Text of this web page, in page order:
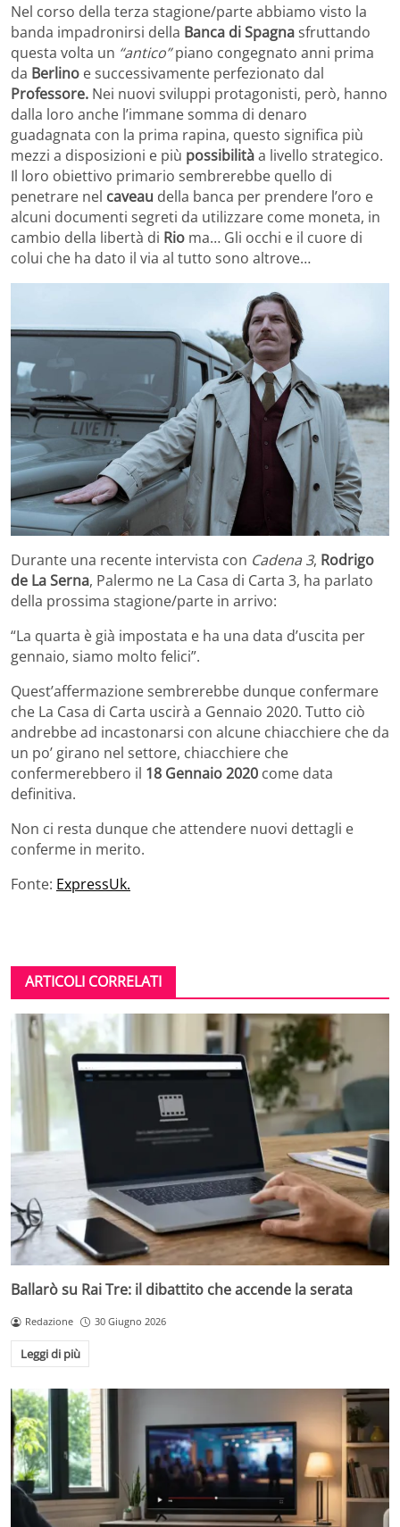
Nel corso della terza stagione/parte abbiamo visto la
banda impadronirsi della Banca di Spagnasfruttando
questa volta un “antico”piano congegnato anni prima
da Berlino e successivamente perfezionato dal
Professore. Nei nuovi sviluppi protagonisti, però, hanno
dalla loro anche l’immane somma di denaro
guadagnata con la prima rapina, questo significa più
mezzi a disposizioni e più possibilitàa livello strategico.
Il loro obiettivo primario sembrerebbe quello di
penetrare nel caveau della banca per prendere l’oro e
alcuni documenti segreti da utilizzare come moneta, in
cambio della libertà di Rio ma… Gli occhi e il cuore di
colui che ha dato il via al tutto sono altrove…
Durante una recente intervista con Cadena 3, Rodrigo
de La Serna, Palermo ne La Casa di Carta 3, ha parlato
della prossima stagione/parte in arrivo:
“La quarta è già impostata e ha una data d’uscita per
gennaio, siamo molto felici”.
Quest’affermazione sembrerebbe dunque confermare
che La Casa di Carta uscirà a Gennaio 2020. Tutto ciò
andrebbe ad incastonarsi con alcune chiacchiere che da
un po’ girano nel settore, chiacchiere che
confermerebbero il 18 Gennaio 2020 come data
definitiva.
Non ci resta dunque che attendere nuovi dettagli e
conferme in merito.
Fonte: ExpressUk.
ARTICOLI CORRELATI
Ballarò su Rai Tre: il dibattito che accende la serata
Redazione 30 Giugno 2026
Leggi di più